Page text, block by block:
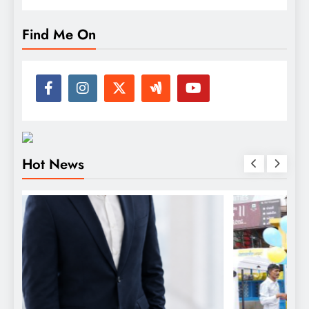
Find Me On
Hot News